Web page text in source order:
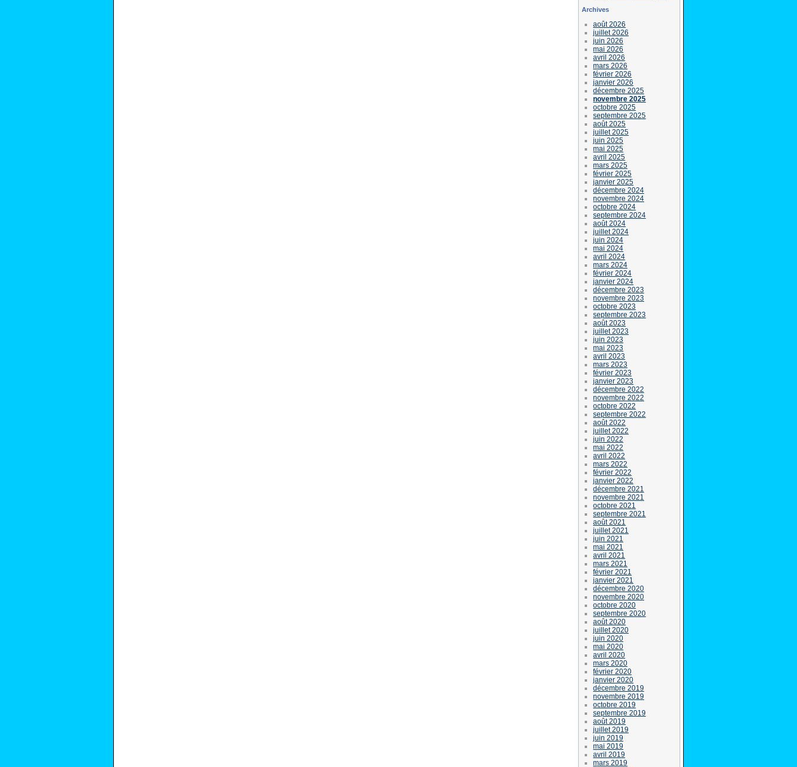
Archives
août 2026
juillet 2026
juin 2026
mai 2026
avril 2026
mars 2026
février 2026
janvier 2026
décembre 2025
novembre 2025
octobre 2025
septembre 2025
août 2025
juillet 2025
juin 2025
mai 2025
avril 2025
mars 2025
février 2025
janvier 2025
décembre 2024
novembre 2024
octobre 2024
septembre 2024
août 2024
juillet 2024
juin 2024
mai 2024
avril 2024
mars 2024
février 2024
janvier 2024
décembre 2023
novembre 2023
octobre 2023
septembre 2023
août 2023
juillet 2023
juin 2023
mai 2023
avril 2023
mars 2023
février 2023
janvier 2023
décembre 2022
novembre 2022
octobre 2022
septembre 2022
août 2022
juillet 2022
juin 2022
mai 2022
avril 2022
mars 2022
février 2022
janvier 2022
décembre 2021
novembre 2021
octobre 2021
septembre 2021
août 2021
juillet 2021
juin 2021
mai 2021
avril 2021
mars 2021
février 2021
janvier 2021
décembre 2020
novembre 2020
octobre 2020
septembre 2020
août 2020
juillet 2020
juin 2020
mai 2020
avril 2020
mars 2020
février 2020
janvier 2020
décembre 2019
novembre 2019
octobre 2019
septembre 2019
août 2019
juillet 2019
juin 2019
mai 2019
avril 2019
mars 2019